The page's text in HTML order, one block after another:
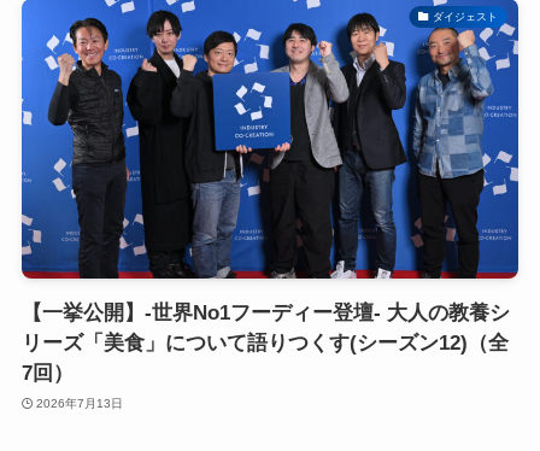
ダイジェスト
【一挙公開】-世界No1フーディー登壇- 大人の教養シ
リーズ「美食」について語りつくす(シーズン12)（全
7回）
2026年7月13日